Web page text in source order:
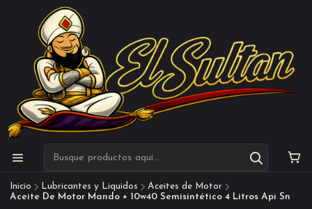
Inicio Lubricantes y Liquidos
Aceites de Motor
Aceite De Motor Mando + 10w40 Semisintético 4 Litros Api Sn